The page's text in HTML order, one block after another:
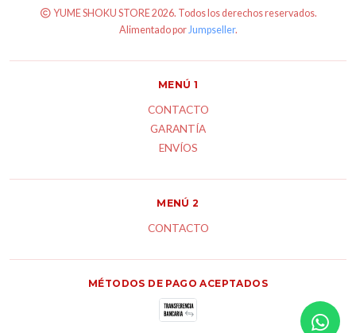
YUME SHOKU STORE 2026. Todos los derechos reservados.
Alimentado porJumpseller.
MENÚ 1
CONTACTO
GARANTÍA
ENVÍOS
MENÚ 2
CONTACTO
MÉTODOS DE PAGO ACEPTADOS